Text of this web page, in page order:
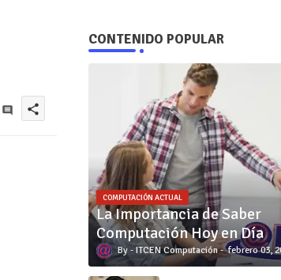
share
CONTENIDO POPULAR
COMPUTACIÓN ACTUAL
La Importancia de Saber
Computación Hoy en Día
ITCEN Computación febrero 03,